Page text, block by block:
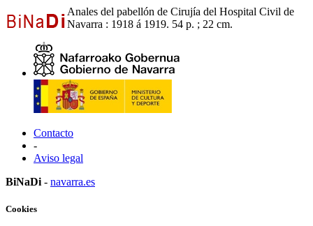
Anales del pabellón de Cirujía del Hospital Civil de
Navarra : 1918 á 1919. 54 p. ; 22 cm.
Contacto
-
Aviso legal
BiNaDi - navarra.es
Cookies